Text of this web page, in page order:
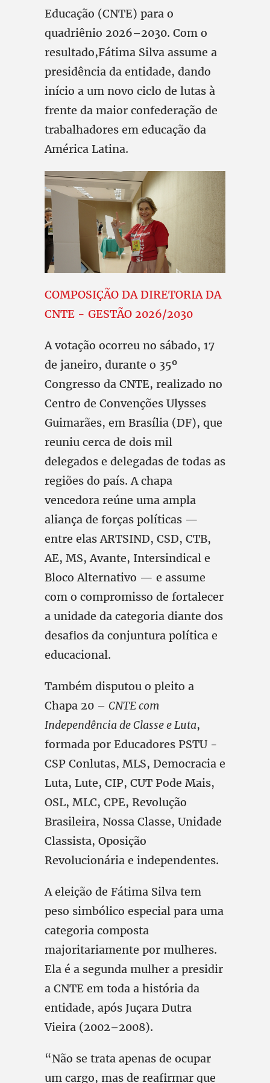
Educação (CNTE) para o
quadriênio 2026–2030. Com o
resultado,Fátima Silva assume a
presidência da entidade, dando
início a um novo ciclo de lutas à
frente da maior confederação de
trabalhadores em educação da
América Latina.
COMPOSIÇÃO DA DIRETORIA DA
CNTE - GESTÃO 2026/2030
A votação ocorreu no sábado, 17
de janeiro, durante o 35º
Congresso da CNTE, realizado no
Centro de Convenções Ulysses
Guimarães, em Brasília (DF), que
reuniu cerca de dois mil
delegados e delegadas de todas as
regiões do país. A chapa
vencedora reúne uma ampla
aliança de forças políticas —
entre elas ARTSIND, CSD, CTB,
AE, MS, Avante, Intersindical e
Bloco Alternativo — e assume
com o compromisso de fortalecer
a unidade da categoria diante dos
desafios da conjuntura política e
educacional.
Também disputou o pleito a
Chapa 20 – CNTE com
Independência de Classe e Luta,
formada por Educadores PSTU -
CSP Conlutas, MLS, Democracia e
Luta, Lute, CIP, CUT Pode Mais,
OSL, MLC, CPE, Revolução
Brasileira, Nossa Classe, Unidade
Classista, Oposição
Revolucionária e independentes.
A eleição de Fátima Silva tem
peso simbólico especial para uma
categoria composta
majoritariamente por mulheres.
Ela é a segunda mulher a presidir
a CNTE em toda a história da
entidade, após Juçara Dutra
Vieira (2002–2008).
“Não se trata apenas de ocupar
um cargo, mas de reafirmar que